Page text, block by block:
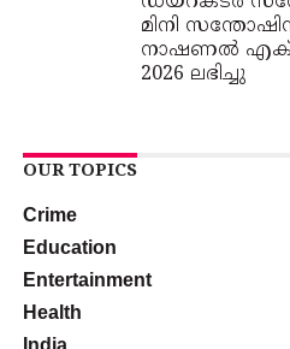
മിനി
നാഷണൽ
2026 ലഭിച്ചു
OUR TOPICS
Crime
Education
Entertainment
Health
India